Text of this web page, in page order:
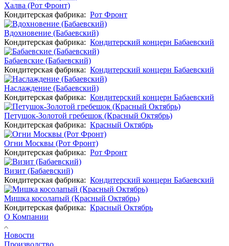
Халва (Рот Фронт)
Кондитерская фабрика: Рот Фронт
Вдохновение (Бабаевский)
Кондитерская фабрика: Кондитерский концерн Бабаевский
Бабаевские (Бабаевский)
Кондитерская фабрика: Кондитерский концерн Бабаевский
Наслаждение (Бабаевский)
Кондитерская фабрика: Кондитерский концерн Бабаевский
Петушок-Золотой гребешок (Красный Октябрь)
Кондитерская фабрика: Красный Октябрь
Огни Москвы (Рот Фронт)
Кондитерская фабрика: Рот Фронт
Визит (Бабаевский)
Кондитерская фабрика: Кондитерский концерн Бабаевский
Мишка косолапый (Красный Октябрь)
Кондитерская фабрика: Красный Октябрь
О Компании
Новости
Производство